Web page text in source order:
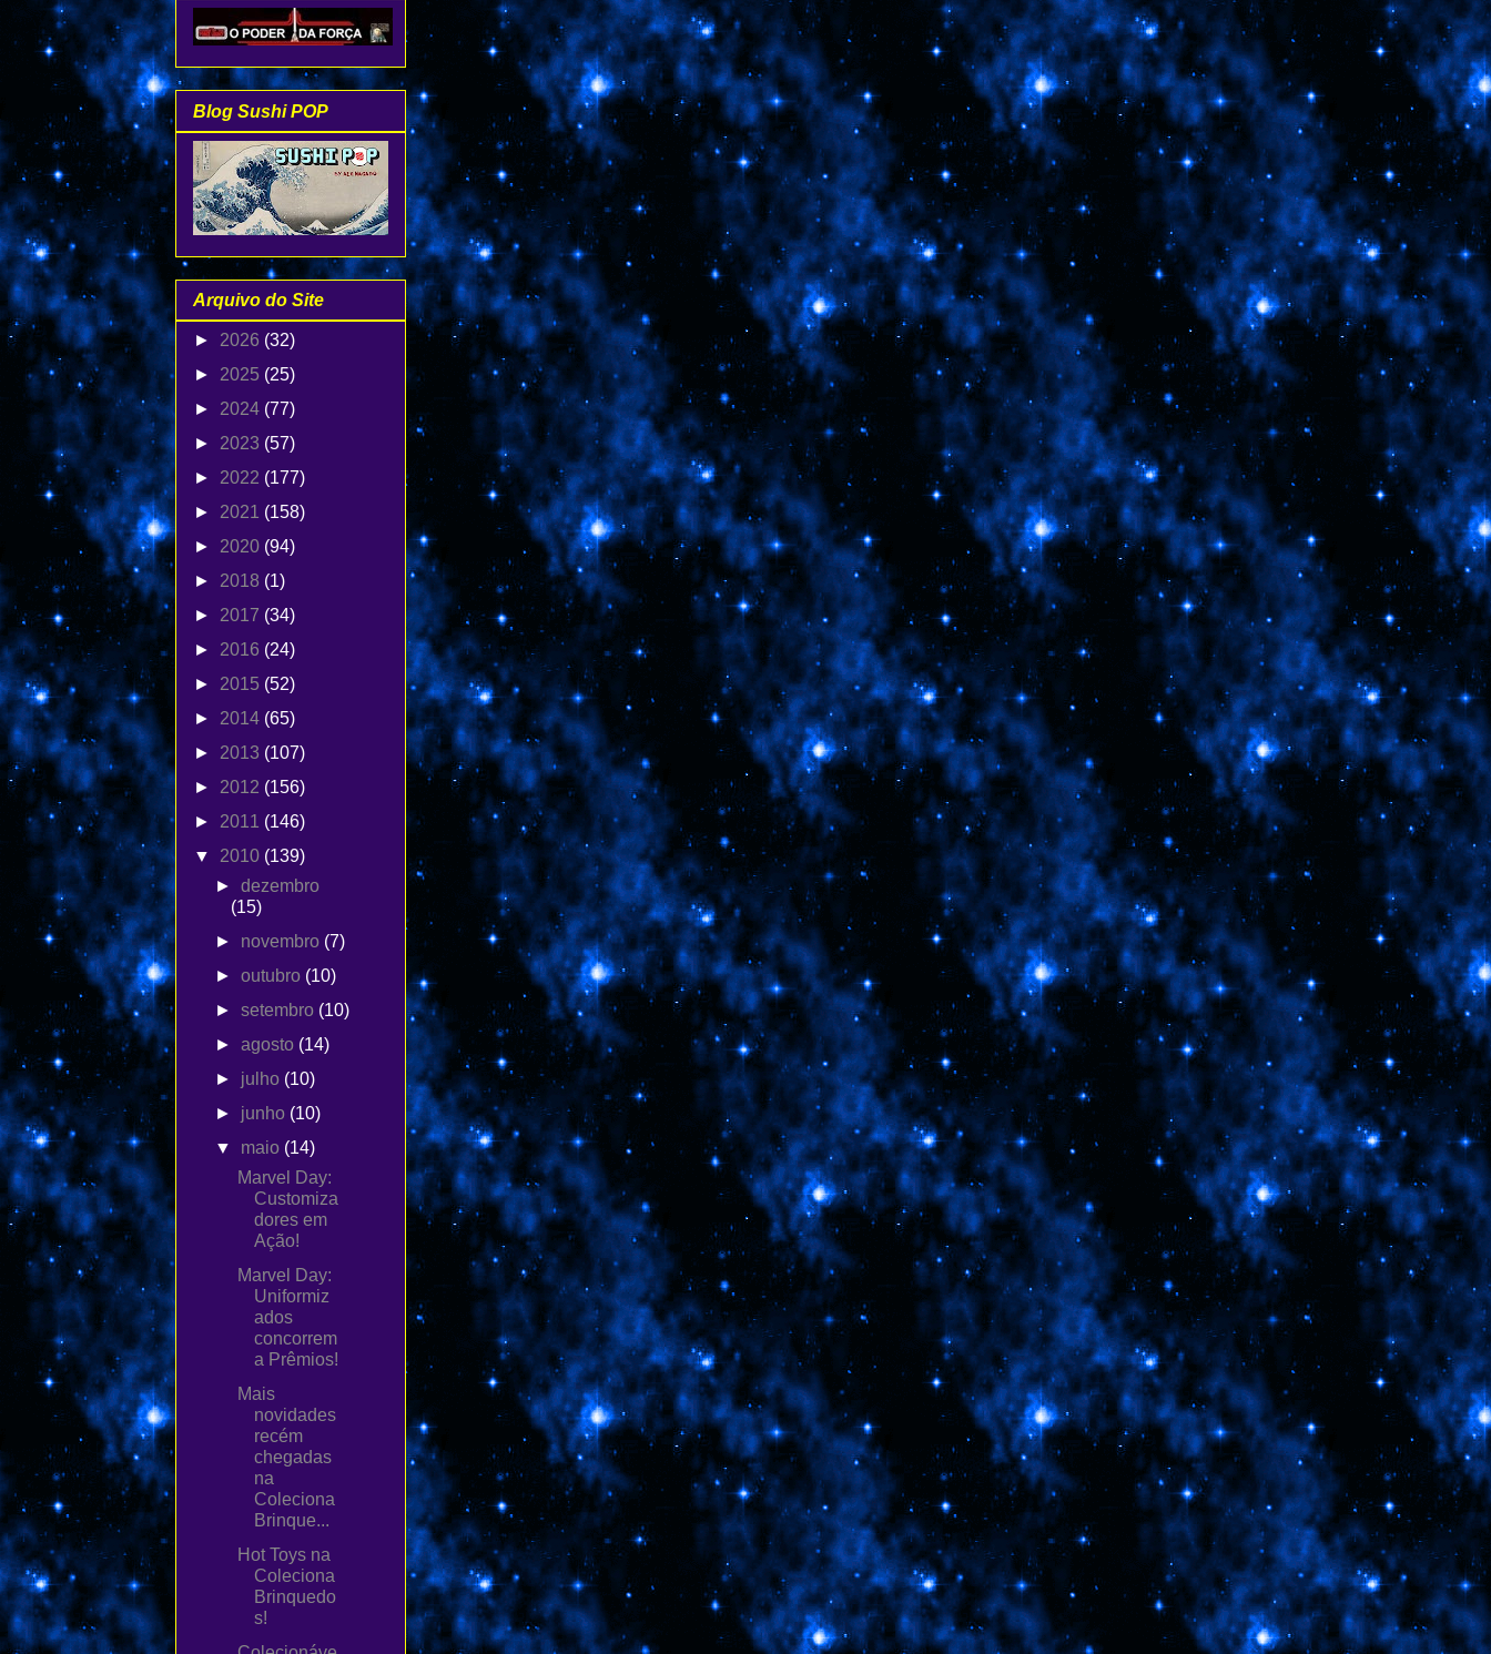
Blog Sushi POP
Arquivo do Site
► 2026 (32)
► 2025 (25)
► 2024 (77)
► 2023 (57)
► 2022 (177)
► 2021 (158)
► 2020 (94)
► 2018 (1)
► 2017 (34)
► 2016 (24)
► 2015 (52)
► 2014 (65)
► 2013 (107)
► 2012 (156)
► 2011 (146)
▼ 2010 (139)
►dezembro
(15)
► novembro (7)
►outubro (10)
►setembro (10)
►agosto (14)
► julho (10)
► junho (10)
▼ maio (14)
Marvel Day:
Customiza
dores em
Ação!
Marvel Day:
Uniformiz
ados
concorrem
a Prêmios!
Mais
novidades
recém
chegadas
na
Coleciona
Brinque...
Hot Toys na
Coleciona
Brinquedo
s!